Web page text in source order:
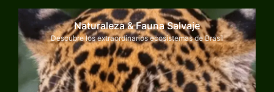
Naturaleza & Fauna Salvaje
Descubre los extraordinarios ecosistemas de Brasil
Explorar